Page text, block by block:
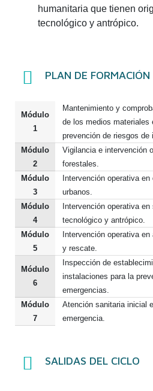
humanitaria que tienen
tecnológico y antrópico.
PLAN DE FORMACIÓN
Módulo
1
Mantenimiento y
de los medios materiales
prevención de riesgos de
Módulo
2
Vigilancia e intervención
forestales.
Módulo
3
Intervención operativa
urbanos.
Módulo
4
Intervención operativa en
tecnológico y antrópico.
Módulo
5
Intervención operativa
y rescate.
Módulo
6
Inspección de
instalaciones para la
emergencias.
Módulo
7
Atención sanitaria inicial
emergencia.
SALIDAS DEL CICLO